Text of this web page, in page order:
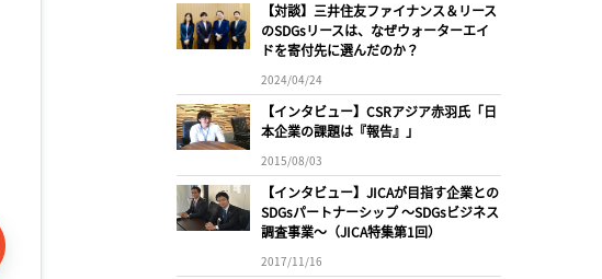
【対談】三井住友ファイナンス＆リース
のSDGsリースは、なぜウォーターエイ
ドを寄付先に選んだのか？
2024/04/24
【インタビュー】CSRアジア赤羽氏「日
本企業の課題は『報告』」
2015/08/03
【インタビュー】JICAが目指す企業との
SDGsパートナーシップ 〜SDGsビジネス
調査事業〜（JICA特集第1回）
2017/11/16